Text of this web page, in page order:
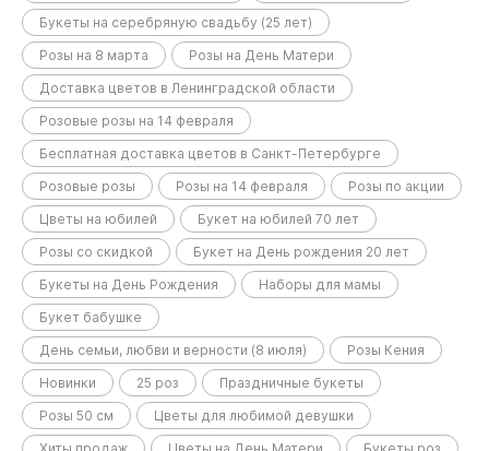
Букеты на серебряную свадьбу (25 лет)
Розы на 8 марта
Розы на День Матери
Доставка цветов в Ленинградской области
Розовые розы на 14 февраля
Бесплатная доставка цветов в Санкт-Петербурге
Розовые розы
Розы на 14 февраля
Розы по акции
Цветы на юбилей
Букет на юбилей 70 лет
Розы со скидкой
Букет на День рождения 20 лет
Букеты на День Рождения
Наборы для мамы
Букет бабушке
День семьи, любви и верности (8 июля)
Розы Кения
Новинки
25 роз
Праздничные букеты
Розы 50 см
Цветы для любимой девушки